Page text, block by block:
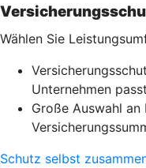
Wählen Sie
Unternehmen passt
Große Auswahl
Schutz selbst